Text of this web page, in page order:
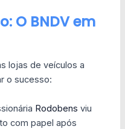
O BNDV em
lojas de veículos a
o sucesso:
Rodobens viu
com papel após